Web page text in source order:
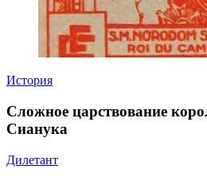
История
Сложное царствование
Сианука
Дилетант